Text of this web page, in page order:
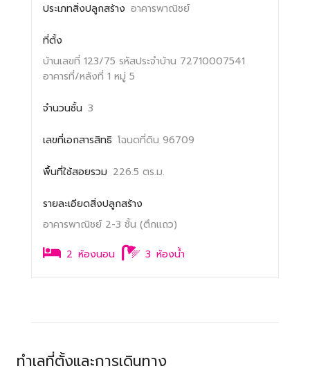
ประเภทสิ่งปลูกสร้าง อาคารพาณิชย์
ที่ตั้ง
บ้านเลขที่ 123/75 รหัสประจำบ้าน 72710007541
อาคารที่/หลังที่ 1 หมู่ 5
จำนวนชั้น 3
เลขที่เอกสารสิทธิ โฉนดที่ดิน 96709
พื้นที่ใช้สอยรวม 226.5 ตร.ม.
รายละเอียดสิ่งปลูกสร้าง
อาคารพาณิชย์ 2-3 ชั้น (ตึกแถว)
2 ห้องนอน 3 ห้องน้ำ
ทำเลที่ตั้งและการเดินทาง